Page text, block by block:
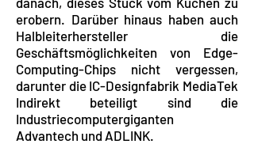
erobern. Darüber hinaus haben auch
Halbleiterhersteller die
Geschäftsmöglichkeiten von Edge-
Computing-Chips nicht vergessen,
darunter die IC-Designfabrik MediaTek
Indirekt beteiligt sind die
Industriecomputergiganten
Advantech und ADLINK.